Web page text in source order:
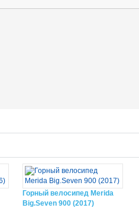
Горный велосипед Merida
Big.Seven 900 (2017)